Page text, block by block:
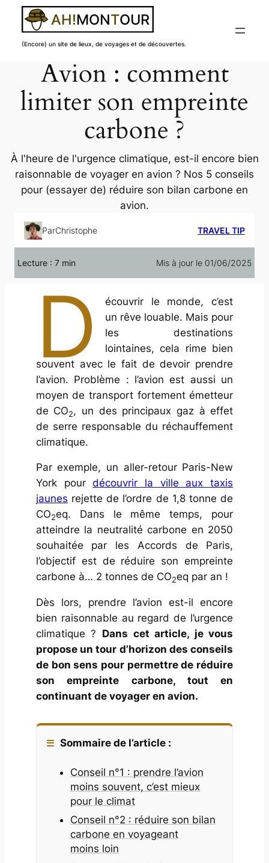
contenu
(Encore) un site de lieux, de voyages et de découvertes.
Avion : comment
limiter son empreinte
carbone ?
À l'heure de l'urgence climatique, est-il encore bien
raisonnable de voyager en avion ? Nos 5 conseils
pour (essayer de) réduire son bilan carbone en
avion.
ParChristophe TRAVEL TIP
Lecture : 7 min Mis à jour le 01/06/2025
D
écouvrir le monde, c’est
un rêve louable. Mais pour
les destinations
lointaines, cela rime bien
souvent avec le fait de devoir prendre
l’avion. Problème : l’avion est aussi un
moyen de transport fortement émetteur
de CO2, un des principaux gaz à effet
de serre responsable du réchauffement
climatique.
Par exemple, un aller-retour Paris-New
York pourdécouvrir la ville aux taxis
jaunes rejette de l’ordre de 1,8 tonne de
CO2eq. Dans le même temps, pour
atteindre la neutralité carbone en 2050
souhaitée par les Accords de Paris,
l’objectif est de réduire son empreinte
carbone à… 2 tonnes de CO2eq par an !
Dès lors, prendre l’avion est-il encore
bien raisonnable au regard de l’urgence
climatique ? Dans cet article, je vous
propose un tour d’horizon des conseils
de bon sens pour permettre de réduire
son empreinte carbone, tout en
continuant de voyager en avion.
Sommaire de l’article :
Conseil n°1 : prendre l’avion
moins souvent, c’est mieux
pour le climat
Conseil n°2 : réduire son bilan
carbone en voyageant
moins loin